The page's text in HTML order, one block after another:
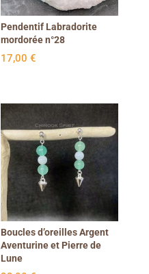
Pendentif Labradorite
mordorée n°28
17,00€
Boucles d’oreilles Argent
Aventurine et Pierre de
Lune